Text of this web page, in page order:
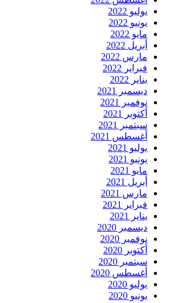
يوليو 2022
يونيو 2022
مايو 2022
أبريل 2022
مارس 2022
فبراير 2022
يناير 2022
ديسمبر 2021
نوفمبر 2021
أكتوبر 2021
سبتمبر 2021
أغسطس 2021
يوليو 2021
يونيو 2021
مايو 2021
أبريل 2021
مارس 2021
فبراير 2021
يناير 2021
ديسمبر 2020
نوفمبر 2020
أكتوبر 2020
سبتمبر 2020
أغسطس 2020
يوليو 2020
يونيو 2020